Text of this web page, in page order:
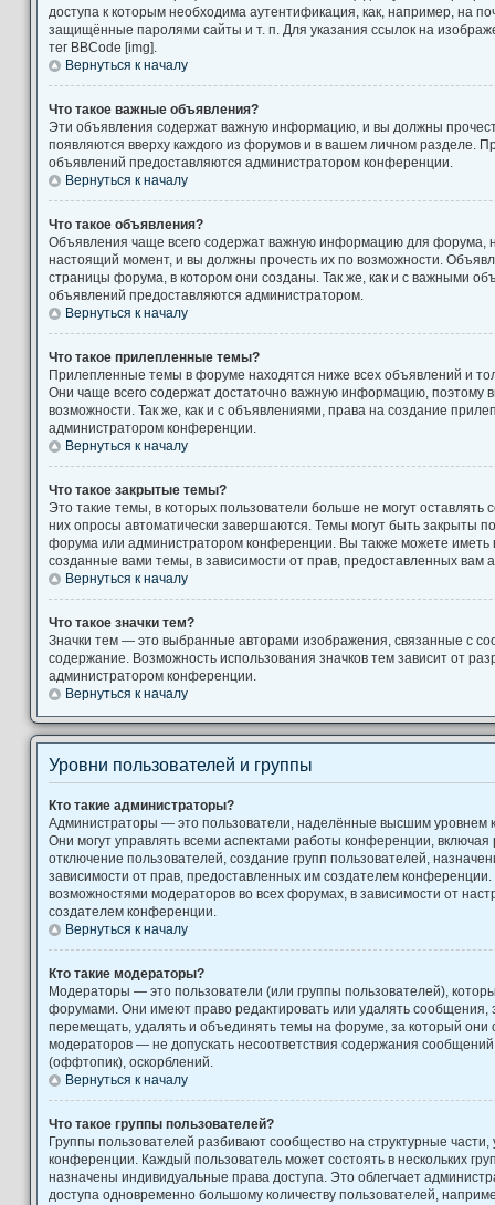
доступа к которым необходима аутентификация, как, например, на
защищённые паролями сайты и т. п. Для указания ссылок на
тег BBCode [img].
Вернуться к началу
Что такое важные объявления?
Эти объявления содержат важную информацию, и вы должны
появляются вверху каждого из форумов и в вашем личном разделе.
объявлений предоставляются администратором конференции.
Вернуться к началу
Что такое объявления?
Объявления чаще всего содержат важную информацию для форума,
настоящий момент, и вы должны прочесть их по возможности.
страницы форума, в котором они созданы. Так же, как и с важными
объявлений предоставляются администратором.
Вернуться к началу
Что такое прилепленные темы?
Прилепленные темы в форуме находятся ниже всех объявлений и
Они чаще всего содержат достаточно важную информацию, поэтому
возможности. Так же, как и с объявлениями, права на создание
администратором конференции.
Вернуться к началу
Что такое закрытые темы?
Это такие темы, в которых пользователи больше не могут
них опросы автоматически завершаются. Темы могут быть закрыты
форума или администратором конференции. Вы также можете иметь
созданные вами темы, в зависимости от прав, предоставленных вам
Вернуться к началу
Что такое значки тем?
Значки тем — это выбранные авторами изображения, связанные с
содержание. Возможность использования значков тем зависит от
администратором конференции.
Вернуться к началу
Уровни пользователей и группы
Кто такие администраторы?
Администраторы — это пользователи, наделённые высшим уровнем
Они могут управлять всеми аспектами работы конференции, включая
отключение пользователей, создание групп пользователей,
зависимости от прав, предоставленных им создателем
возможностями модераторов во всех форумах, в зависимости от
создателем конференции.
Вернуться к началу
Кто такие модераторы?
Модераторы — это пользователи (или группы пользователей),
форумами. Они имеют право редактировать или удалять сообщения,
перемещать, удалять и объединять темы на форуме, за который они
модераторов — не допускать несоответствия содержания
(оффтопик), оскорблений.
Вернуться к началу
Что такое группы пользователей?
Группы пользователей разбивают сообщество на структурные
конференции. Каждый пользователь может состоять в нескольких
назначены индивидуальные права доступа. Это облегчает
доступа одновременно большому количеству пользователей,